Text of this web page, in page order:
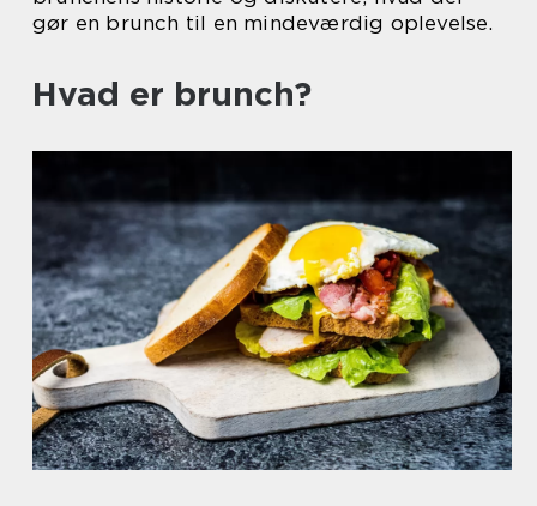
gør en brunch til en mindeværdig oplevelse.
Hvad er brunch?